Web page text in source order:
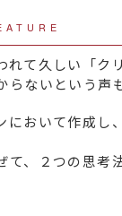
て久しい「ク
ないという声
おいて作成し
、２つの思考